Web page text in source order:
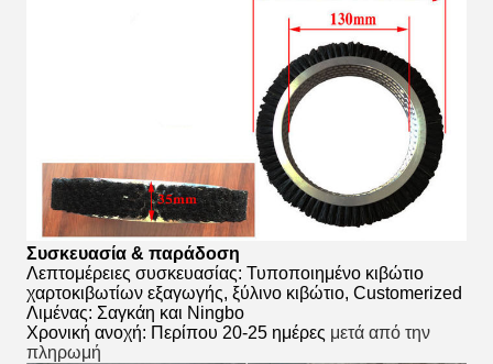
Συσκευασία & παράδοση
Λεπτομέρειες συσκευασίας: Τυποποιημένο κιβώτιο
χαρτοκιβωτίων εξαγωγής, ξύλινο κιβώτιο, Customerized
Λιμένας: Σαγκάη και Ningbo
Χρονική ανοχή: Περίπου 20-25 ημέρες μετά από την
πληρωμή